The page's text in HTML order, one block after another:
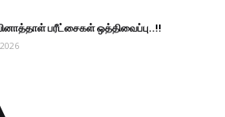
பரீட்சைகள் ஒத்திவைப்பு..!!